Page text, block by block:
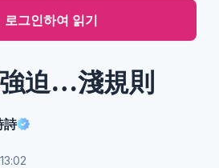
로그인하여 읽기
迫…淺規則
詩